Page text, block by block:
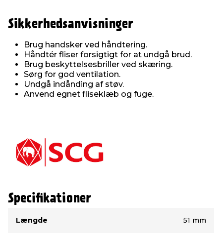
Sikkerhedsanvisninger
Brug handsker ved håndtering.
Håndtér fliser forsigtigt for at undgå brud.
Brug beskyttelsesbriller ved skæring.
Sørg for god ventilation.
Undgå indånding af støv.
Anvend egnet fliseklæb og fuge.
Specifikationer
Længde
51 mm